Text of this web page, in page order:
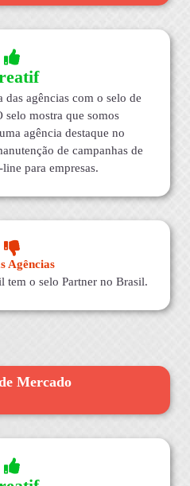
das agências com o selo de
selo mostra que somos
agência destaque no
de campanhas de
para empresas.
Agências
tem o selo Partner no Brasil.
Mercado